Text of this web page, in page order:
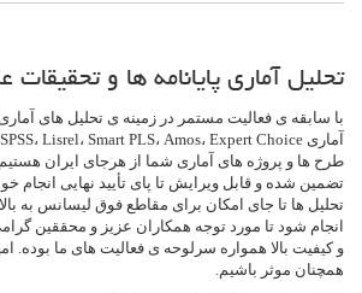
تحلیل آماری پایانامه ها و تحقیقات
با سابقه ی فعالیت مستمر در زمینه ی تحلیل های آماری
طرح ها و پروژه های آماری شما از هرجای ایران
تضمین شده و قابل ویرایش تا پای تأیید نهایی انجام
تحلیل ها تا جای امکان برای مقاطع فوق لیسانس به
انجام شود تا مورد توجه همکاران عزیز و محققین
و کیفیت بالا همواره سرلوحه ی فعالیت های ما بوده.
همچنان موثر باشیم.